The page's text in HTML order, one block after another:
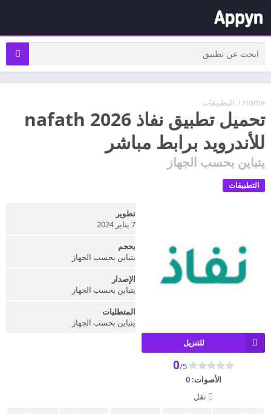
Home
/ التطبيقات
تحميل تطبيق نفاذ nafath 2026
للأندرويد برابط مباشر
يتباين بحسب الجهاز
التطبيقات
للتنزيل
0/5
الأصوات:0
نقل
تطوير
7 يناير 2024
بحجم
يتباين بحسب الجهاز
الإصدار
يتباين بحسب الجهاز
المتطلبات
يتباين بحسب الجهاز